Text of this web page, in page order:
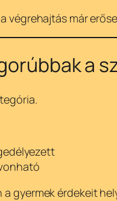
végrehajtás már
a
gyermek érdekeit